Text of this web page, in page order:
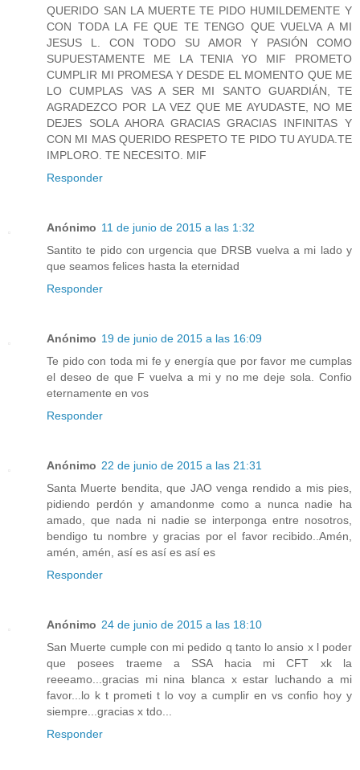
QUERIDO SAN LA MUERTE TE PIDO HUMILDEMENTE Y
CON TODA LA FE QUE TE TENGO QUE VUELVA A MI
JESUS L. CON TODO SU AMOR Y PASIÓN COMO
SUPUESTAMENTE ME LA TENIA YO MIF PROMETO
CUMPLIR MI PROMESA Y DESDE EL MOMENTO QUE ME
LO CUMPLAS VAS A SER MI SANTO GUARDIÁN, TE
AGRADEZCO POR LA VEZ QUE ME AYUDASTE, NO ME
DEJES SOLA AHORA GRACIAS GRACIAS INFINITAS Y
CON MI MAS QUERIDO RESPETO TE PIDO TU AYUDA.TE
IMPLORO. TE NECESITO. MIF
Responder
Anónimo 11 de junio de 2015 a las 1:32
Santito te pido con urgencia que DRSB vuelva a mi lado y
que seamos felices hasta la eternidad
Responder
Anónimo 19 de junio de 2015 a las 16:09
Te pido con toda mi fe y energía que por favor me cumplas
el deseo de que F vuelva a mi y no me deje sola. Confio
eternamente en vos
Responder
Anónimo 22 de junio de 2015 a las 21:31
Santa Muerte bendita, que JAO venga rendido a mis pies,
pidiendo perdón y amandonme como a nunca nadie ha
amado, que nada ni nadie se interponga entre nosotros,
bendigo tu nombre y gracias por el favor recibido..Amén,
amén, amén, así es así es así es
Responder
Anónimo 24 de junio de 2015 a las 18:10
San Muerte cumple con mi pedido q tanto lo ansio x l poder
que posees traeme a SSA hacia mi CFT xk la
reeeamo...gracias mi nina blanca x estar luchando a mi
favor...lo k t prometi t lo voy a cumplir en vs confio hoy y
siempre...gracias x tdo...
Responder